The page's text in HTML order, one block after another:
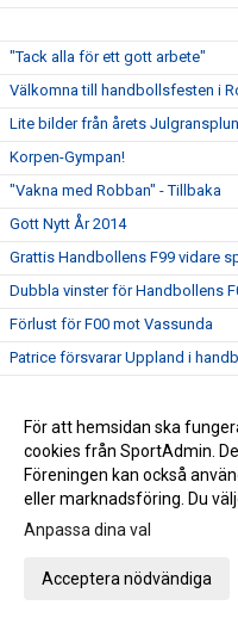
"Tack alla för ett gott arbete"
Välkomna till handbollsfesten i
Lite bilder från årets
Korpen-Gympan!
"Vakna med Robban" - Tillbaka
Gott Nytt År 2014
Grattis Handbollens F99 vidare
Dubbla vinster för Handbollens
Förlust för F00 mot Vassunda
Patrice försvarar Uppland i
Svårt med Parkering på Norra
Rosersvinst i derbyt mot
Stort Grattis, Kristin!
Ny stor seger över Skånela IF
Kryss mot Rasbo
För att hemsidan ska
cookies från SportAdmin.
Föreningen kan också
eller marknadsföring. Du
Anpassa dina val
Acceptera nödvändiga